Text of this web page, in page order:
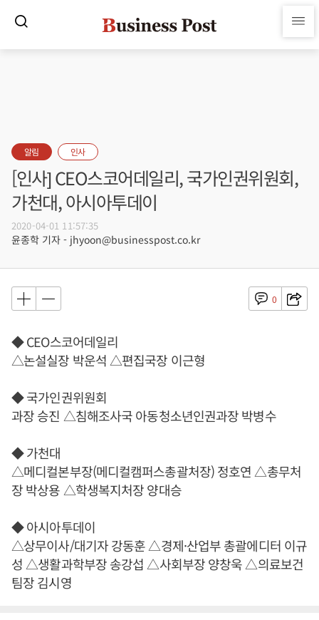
알림 인사
[인사] CEO스코어데일리, 국가인권위원회,
가천대, 아시아투데이
2020-04-01 11:57:35
윤종학 기자 - jhyoon@businesspost.co.kr
0
◆ CEO스코어데일리
△논설실장 박운석 △편집국장 이근형
◆ 국가인권위원회
과장 승진 △침해조사국 아동청소년인권과장 박병수
◆ 가천대
△메디컬본부장(메디컬캠퍼스총괄처장) 정호연 △총무처
장 박상용 △학생복지처장 양대승
◆ 아시아투데이
△상무이사/대기자 강동훈 △경제·산업부 총괄에디터 이규
성 △생활과학부장 송강섭 △사회부장 양창욱 △의료보건
팀장 김시영